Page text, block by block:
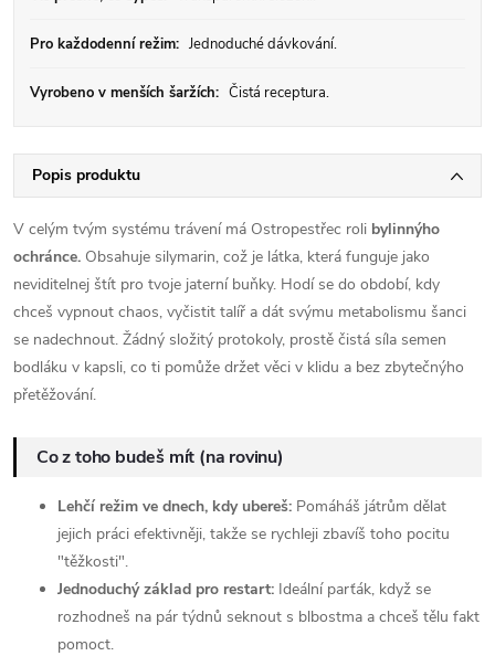
Pro každodenní režim: Jednoduché dávkování.
Vyrobeno v menších šaržích: Čistá receptura.
Popis produktu
V celým tvým systému trávení má Ostropestřec roli bylinnýho
ochránce. Obsahuje silymarin, což je látka, která funguje jako
neviditelnej štít pro tvoje jaterní buňky. Hodí se do období, kdy
chceš vypnout chaos, vyčistit talíř a dát svýmu metabolismu šanci
se nadechnout. Žádný složitý protokoly, prostě čistá síla semen
bodláku v kapsli, co ti pomůže držet věci v klidu a bez zbytečnýho
přetěžování.
Co z toho budeš mít (na rovinu)
Lehčí režim ve dnech, kdy ubereš: Pomáháš játrům dělat
jejich práci efektivněji, takže se rychleji zbavíš toho pocitu
"těžkosti".
Jednoduchý základ pro restart: Ideální parťák, když se
rozhodneš na pár týdnů seknout s blbostma a chceš tělu fakt
pomoct.